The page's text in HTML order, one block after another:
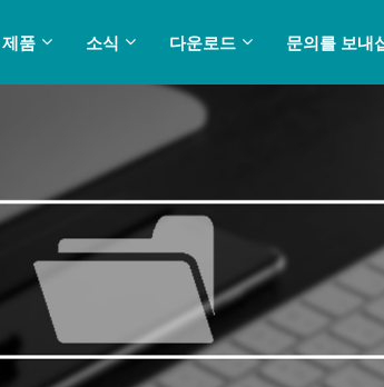
제품 소식 다운로드 문의를 보내